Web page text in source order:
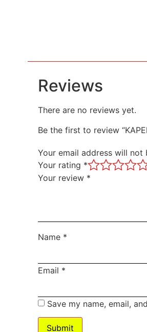
Reviews
There are no reviews yet.
Be the first to review
Your email address will not
Your rating *
Your review *
Name *
Email *
Save my name, email,